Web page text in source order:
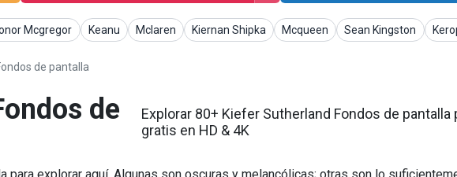
Mcgregor
de pantalla Keanu
Fondos de pantalla
Mclaren
Fondos de pantallaKiernan Shipka
Fondos de pantallaMcqueen
Fondos de pantallaSean Kingston
Fondos de pantalla
de pantalla
de
Explorar 80+ Kiefer Sutherland Fondos de pantalla
gratis en HD & 4K